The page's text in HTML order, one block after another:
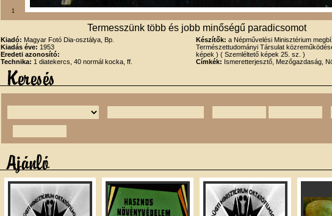
1
Termesszünk több és jobb minőségű paradicsomot
Kiadó: Magyar Fotó Dia-osztálya, Bp.
Kiadás éve: 1953
Eredeti azonosító:
Technika: 1 diatekercs, 40 normál kocka, ff.
Készítők: a Népművelési Minisztérium
Természettudományi Társulat
képek ) ( Szemléltető képek 25. sz. )
Címkék: Ismeretterjesztő, Mezőgazdaság,